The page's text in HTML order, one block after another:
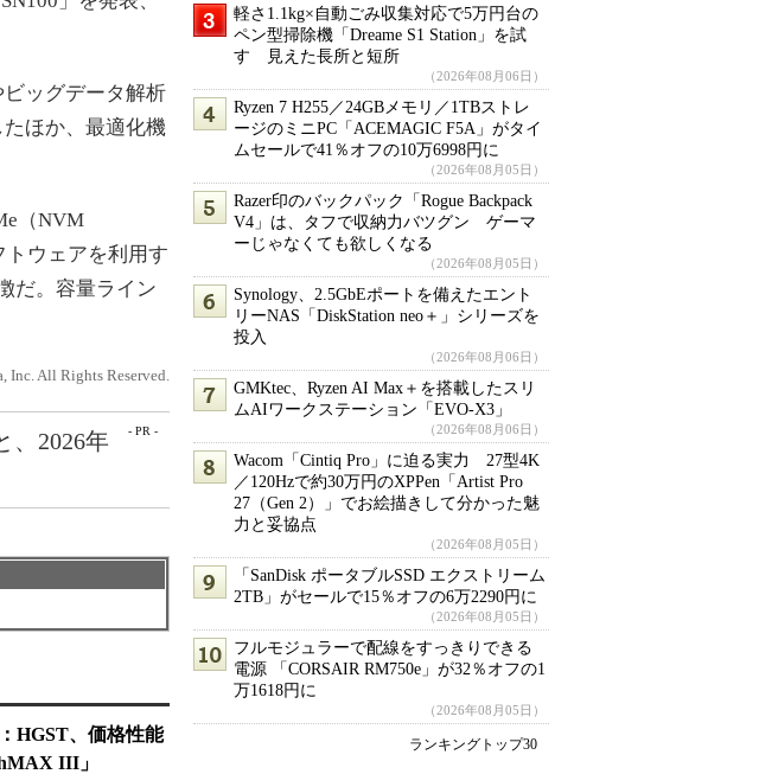
ッグデータ解析
ほか、最適化機
（NVM
トウェアを利用す
だ。容量ライン
Inc. All Rights Reserved.
- PR -
、2026年
HGST、価格性能
III」
軽さ1.1kg×自動ごみ収集対応で5万円台の
ペン型掃除機「Dreame S1 Station」を試
す 見えた長所と短所
（2026年08月06日）
Ryzen 7 H255／24GBメモリ／1TBストレ
ージのミニPC「ACEMAGIC F5A」がタイ
ムセールで41％オフの10万6998円に
（2026年08月05日）
Razer印のバックパック「Rogue Backpack
V4」は、タフで収納力バツグン ゲーマ
ーじゃなくても欲しくなる
（2026年08月05日）
Synology、2.5GbEポートを備えたエント
リーNAS「DiskStation neo＋」シリーズを
投入
（2026年08月06日）
GMKtec、Ryzen AI Max＋を搭載したスリ
ムAIワークステーション「EVO-X3」
（2026年08月06日）
Wacom「Cintiq Pro」に迫る実力 27型4K
／120Hzで約30万円のXPPen「Artist Pro
27（Gen 2）」でお絵描きして分かった魅
力と妥協点
（2026年08月05日）
「SanDisk ポータブルSSD エクストリーム
2TB」がセールで15％オフの6万2290円に
（2026年08月05日）
フルモジュラーで配線をすっきりできる
電源 「CORSAIR RM750e」が32％オフの1
万1618円に
（2026年08月05日）
ランキングトップ30